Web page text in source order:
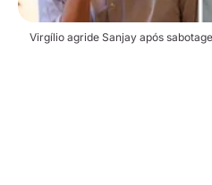
Virgílio agride Sanjay após